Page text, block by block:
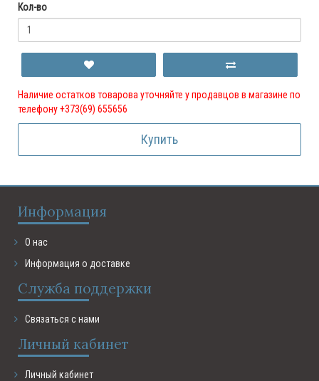
Кол-во
Наличие остатков товарова уточняйте у продавцов в магазине по
телефону +373(69) 655656
Купить
Информация
О нас
Информация о доставке
Служба поддержки
Связаться с нами
Личный кабинет
Личный кабинет